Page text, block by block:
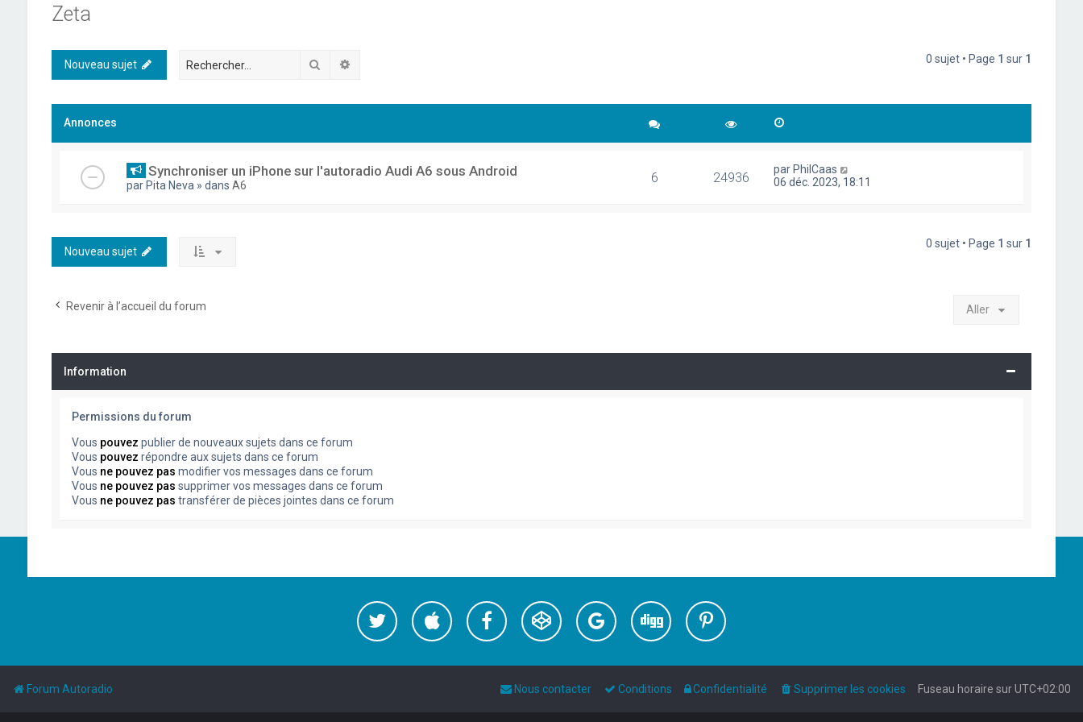
Zeta
Nouveau sujet Rechercher 0 sujet • Page 1 sur 1
Annonces
Synchroniser un iPhone sur l'autoradio Audi A6 sous Android
par Pita Neva » dans A6 6 24936 par PhilCaas
06 déc. 2023, 18:11
Nouveau sujet
0 sujet • Page 1 sur 1
Revenir à l’accueil du forum Aller
Information
Permissions du forum
Vous pouvez publier de nouveaux sujets dans ce forum
Vous pouvez répondre aux sujets dans ce forum
Vous ne pouvez pas modifier vos messages dans ce forum
Vous ne pouvez pas supprimer vos messages dans ce forum
Vous ne pouvez pas transférer de pièces jointes dans ce forum
Forum Autoradio Fuseau horaire surUTC+02:00
Supprimer les cookies
Confidentialité
Conditions
Nous contacter